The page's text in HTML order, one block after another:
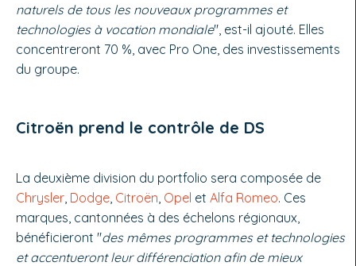
naturels de tous les nouveaux programmes et
technologies à vocation mondiale", est-il ajouté. Elles
concentreront 70 %, avec Pro One, des investissements
du groupe.
Citroën prend le contrôle de DS
La deuxième division du portfolio sera composée de
Chrysler Dodge Citroën Opel et Alfa Romeo. Ces
marques, cantonnées à des échelons régionaux,
bénéficieront "des mêmes programmes et technologies
et accentueront leur différenciation afin de mieux